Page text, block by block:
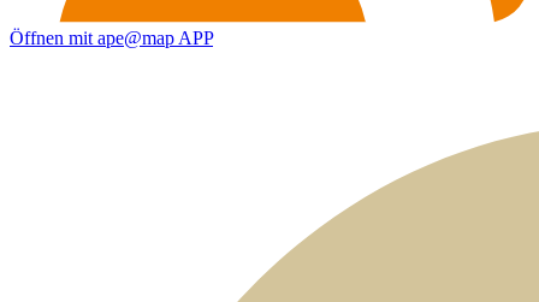
Öffnen mit ape@map APP